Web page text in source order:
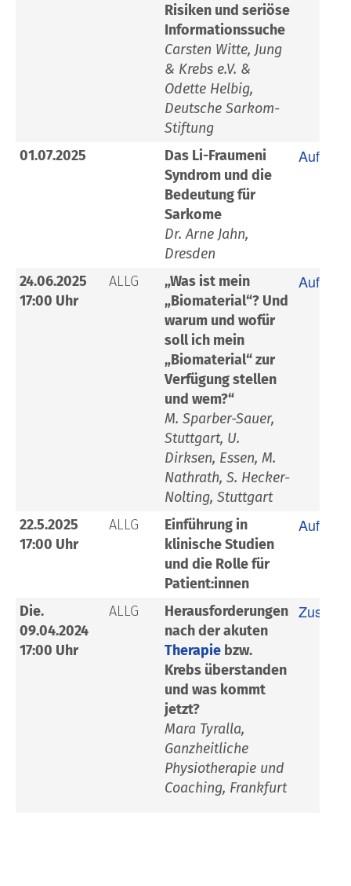
Risiken und seriöse
Informationssuche
Carsten Witte, Jung
& Krebs e.V. &
Odette Helbig,
Deutsche Sarkom-
Stiftung
01.07.2025
Das Li-Fraumeni
Syndrom und die
Bedeutung für
Sarkome
Dr. Arne Jahn,
Dresden
24.06.2025
17:00 Uhr
ALLG
„Was ist mein
„Biomaterial“? Und
warum und wofür
soll ich mein
„Biomaterial“ zur
Verfügung stellen
und wem?“
M. Sparber-Sauer,
Stuttgart, U.
Dirksen, Essen, M.
Nathrath, S. Hecker-
Nolting, Stuttgart
22.5.2025
17:00 Uhr
ALLG
Einführung in
klinische Studien
und die Rolle für
Patient:innen
Die.
09.04.2024
17:00 Uhr
ALLG
Herausforderungen
nach der akuten
Therapie bzw.
Krebs überstanden
und was kommt
jetzt?
Mara Tyralla,
Ganzheitliche
Physiotherapie und
Coaching, Frankfurt